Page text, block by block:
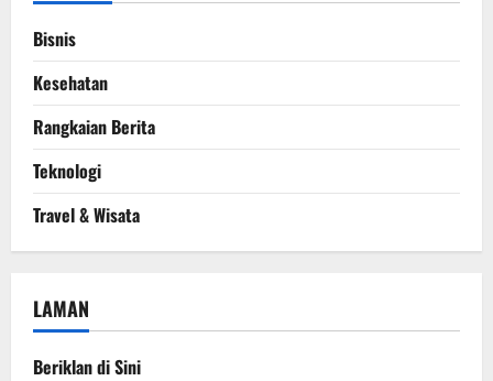
Bisnis
Kesehatan
Rangkaian Berita
Teknologi
Travel & Wisata
LAMAN
Beriklan di Sini